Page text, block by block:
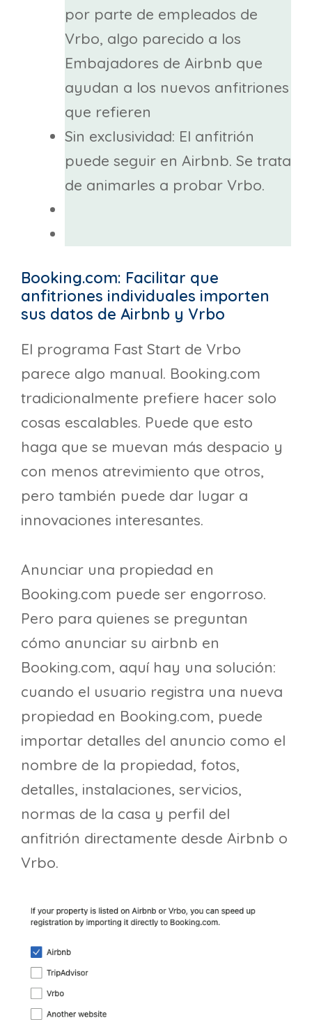
por parte de empleados de
Vrbo, algo parecido a los
Embajadores de Airbnb que
ayudan a los nuevos anfitriones
que refieren
Sin exclusividad: El anfitrión
puede seguir en Airbnb. Se trata
de animarles a probar Vrbo.
Booking.com: Facilitar que
anfitriones individuales importen
sus datos de Airbnb y Vrbo
El programa Fast Start de Vrbo
parece algo manual. Booking.com
tradicionalmente prefiere hacer solo
cosas escalables. Puede que esto
haga que se muevan más despacio y
con menos atrevimiento que otros,
pero también puede dar lugar a
innovaciones interesantes.
Anunciar una propiedad en
Booking.com puede ser engorroso.
Pero para quienes se preguntan
cómo anunciar su airbnb en
Booking.com, aquí hay una solución:
cuando el usuario registra una nueva
propiedad en Booking.com, puede
importar detalles del anuncio como el
nombre de la propiedad, fotos,
detalles, instalaciones, servicios,
normas de la casa y perfil del
anfitrión directamente desde Airbnb o
Vrbo.